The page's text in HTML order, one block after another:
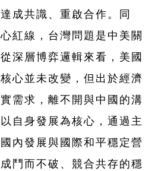
成共識、重啟合作。同
紅線，台灣問題是中美關
深層博弈邏輯來看，美國
心並未改變，但出於經濟
需求，離不開與中國的溝
自身發展為核心，通過主
內發展與國際和平穩定營
鬥而不破、競合共存的穩